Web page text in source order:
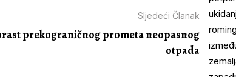
Sljedeći Članak
prekograničnog prometa neopasnog
otpada